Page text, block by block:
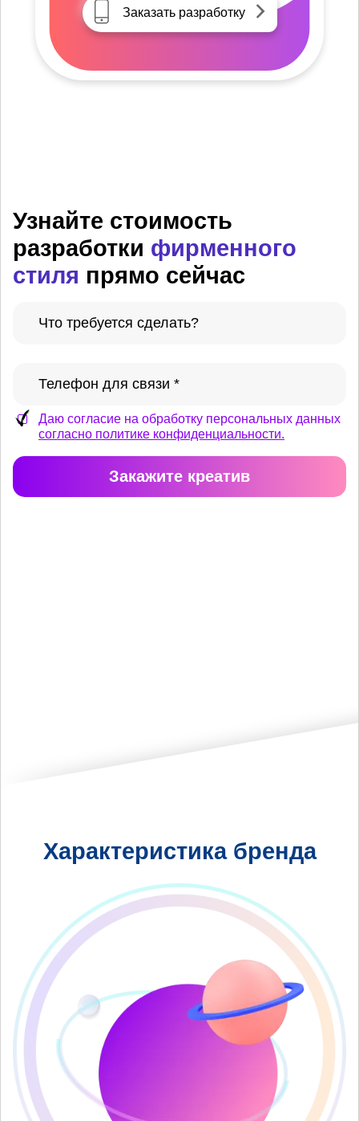
Заказать разработку
Узнайте стоимость
разработки фирменного
стиля прямо сейчас
Даю согласие на обработку персональных данных
согласно политике конфиденциальности.
Закажите креатив
Характеристика бренда